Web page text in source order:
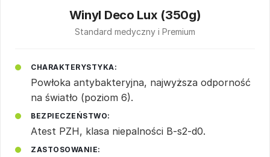
Winyl Deco Lux (350g)
Standard medyczny i Premium
CHARAKTERYSTYKA:
Powłoka antybakteryjna, najwyższa odporność
na światło (poziom 6).
BEZPIECZEŃSTWO:
Atest PZH, klasa niepalności B-s2-d0.
ZASTOSOWANIE: